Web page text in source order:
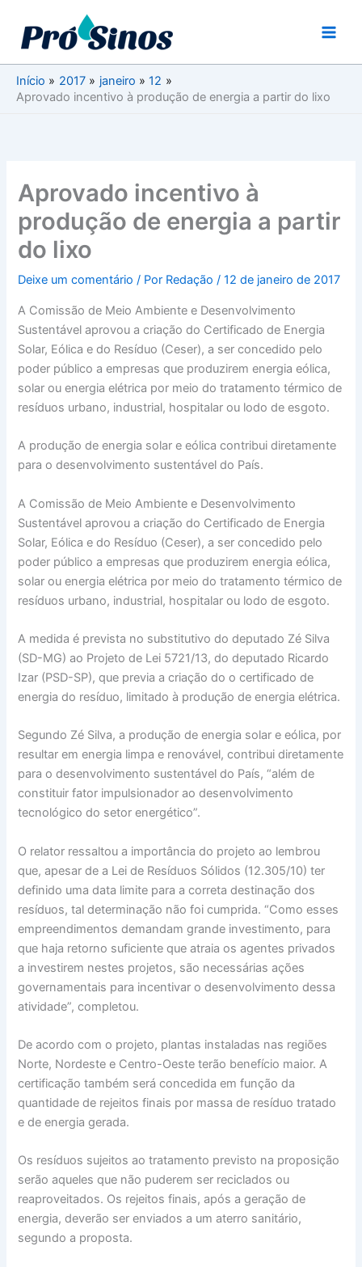
conteúdo
Início
2017 janeiro
12
Aprovado incentivo à produção de energia a partir do lixo
Aprovado incentivo à
produção de energia a partir
do lixo
Deixe um comentário / Por Redação/12 de janeiro de 2017
A Comissão de Meio Ambiente e Desenvolvimento
Sustentável aprovou a criação do Certificado de Energia
Solar, Eólica e do Resíduo (Ceser), a ser concedido pelo
poder público a empresas que produzirem energia eólica,
solar ou energia elétrica por meio do tratamento térmico de
resíduos urbano, industrial, hospitalar ou lodo de esgoto.
A produção de energia solar e eólica contribui diretamente
para o desenvolvimento sustentável do País.
A Comissão de Meio Ambiente e Desenvolvimento
Sustentável aprovou a criação do Certificado de Energia
Solar, Eólica e do Resíduo (Ceser), a ser concedido pelo
poder público a empresas que produzirem energia eólica,
solar ou energia elétrica por meio do tratamento térmico de
resíduos urbano, industrial, hospitalar ou lodo de esgoto.
A medida é prevista no substitutivo do deputado Zé Silva
(SD-MG) ao Projeto de Lei 5721/13, do deputado Ricardo
Izar (PSD-SP), que previa a criação do o certificado de
energia do resíduo, limitado à produção de energia elétrica.
Segundo Zé Silva, a produção de energia solar e eólica, por
resultar em energia limpa e renovável, contribui diretamente
para o desenvolvimento sustentável do País, “além de
constituir fator impulsionador ao desenvolvimento
tecnológico do setor energético”.
O relator ressaltou a importância do projeto ao lembrou
que, apesar de a Lei de Resíduos Sólidos (12.305/10) ter
definido uma data limite para a correta destinação dos
resíduos, tal determinação não foi cumprida. “Como esses
empreendimentos demandam grande investimento, para
que haja retorno suficiente que atraia os agentes privados
a investirem nestes projetos, são necessárias ações
governamentais para incentivar o desenvolvimento dessa
atividade”, completou.
De acordo com o projeto, plantas instaladas nas regiões
Norte, Nordeste e Centro-Oeste terão benefício maior. A
certificação também será concedida em função da
quantidade de rejeitos finais por massa de resíduo tratado
e de energia gerada.
Os resíduos sujeitos ao tratamento previsto na proposição
serão aqueles que não puderem ser reciclados ou
reaproveitados. Os rejeitos finais, após a geração de
energia, deverão ser enviados a um aterro sanitário,
segundo a proposta.